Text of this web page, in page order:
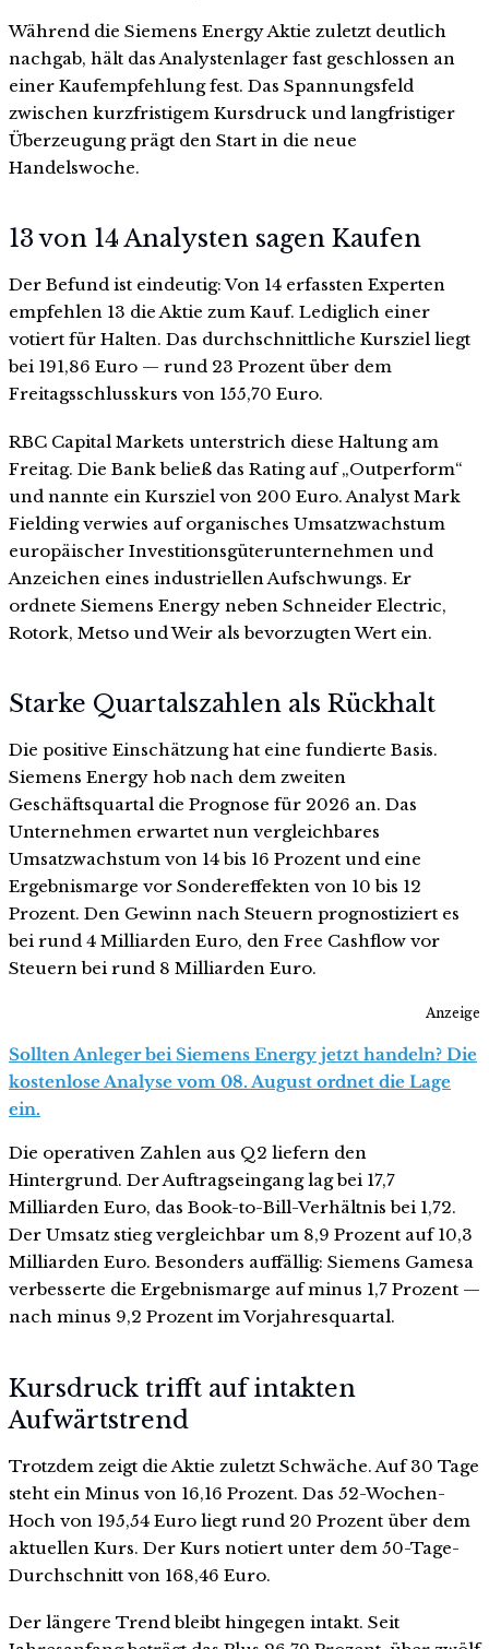
Während die Siemens Energy Aktie zuletzt deutlich
nachgab, hält das Analystenlager fast geschlossen an
einer Kaufempfehlung fest. Das Spannungsfeld
zwischen kurzfristigem Kursdruck und langfristiger
Überzeugung prägt den Start in die neue
Handelswoche.
13 von 14 Analysten sagen Kaufen
Der Befund ist eindeutig: Von 14 erfassten Experten
empfehlen 13 die Aktie zum Kauf. Lediglich einer
votiert für Halten. Das durchschnittliche Kursziel liegt
bei 191,86 Euro — rund 23 Prozent über dem
Freitagsschlusskurs von 155,70 Euro.
RBC Capital Markets unterstrich diese Haltung am
Freitag. Die Bank beließ das Rating auf „Outperform“
und nannte ein Kursziel von 200 Euro. Analyst Mark
Fielding verwies auf organisches Umsatzwachstum
europäischer Investitionsgüterunternehmen und
Anzeichen eines industriellen Aufschwungs. Er
ordnete Siemens Energy neben Schneider Electric,
Rotork, Metso und Weir als bevorzugten Wert ein.
Starke Quartalszahlen als Rückhalt
Die positive Einschätzung hat eine fundierte Basis.
Siemens Energy hob nach dem zweiten
Geschäftsquartal die Prognose für 2026 an. Das
Unternehmen erwartet nun vergleichbares
Umsatzwachstum von 14 bis 16 Prozent und eine
Ergebnismarge vor Sondereffekten von 10 bis 12
Prozent. Den Gewinn nach Steuern prognostiziert es
bei rund 4 Milliarden Euro, den Free Cashflow vor
Steuern bei rund 8 Milliarden Euro.
Anzeige
Sollten Anleger bei Siemens Energy jetzt handeln? Die
kostenlose Analyse vom 08. August ordnet die Lage
ein.
Die operativen Zahlen aus Q2 liefern den
Hintergrund. Der Auftragseingang lag bei 17,7
Milliarden Euro, das Book-to-Bill-Verhältnis bei 1,72.
Der Umsatz stieg vergleichbar um 8,9 Prozent auf 10,3
Milliarden Euro. Besonders auffällig: Siemens Gamesa
verbesserte die Ergebnismarge auf minus 1,7 Prozent —
nach minus 9,2 Prozent im Vorjahresquartal.
Kursdruck trifft auf intakten
Aufwärtstrend
Trotzdem zeigt die Aktie zuletzt Schwäche. Auf 30 Tage
steht ein Minus von 16,16 Prozent. Das 52-Wochen-
Hoch von 195,54 Euro liegt rund 20 Prozent über dem
aktuellen Kurs. Der Kurs notiert unter dem 50-Tage-
Durchschnitt von 168,46 Euro.
Der längere Trend bleibt hingegen intakt. Seit